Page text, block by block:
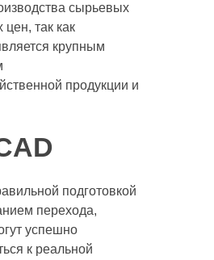
сырьевых
цен, так как
крупным
продукции и
подготовкой
перехода,
успешно
к реальной